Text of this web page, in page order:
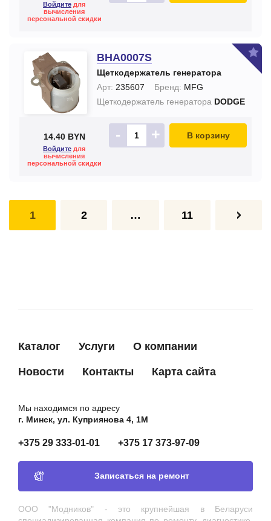
Войдите для
вычисления
персональной скидки
BHA0007S
Щеткодержатель генератора
Арт: 235607 Бренд: MFG
Щеткодержатель генератора DODGE
14.40 BYN
Войдите для
вычисления
персональной скидки
- + В корзину
1 2 … 11
Каталог Услуги О компании
Новости Контакты Карта сайта
Мы находимся по адресу
г. Минск, ул. Куприянова 4, 1М
+375 29 333-01-01 +375 17 373-97-09
Записаться на ремонт
ООО "Модников" - это крупнейшая в Беларуси